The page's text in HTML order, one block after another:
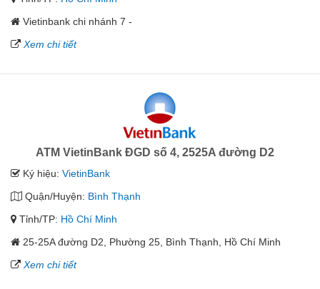
Vietinbank chi nhánh 7 -
Xem chi tiết
ATM VietinBank ĐGD số 4, 2525A đường D2
Ký hiệu: VietinBank
Quận/Huyện: Bình Thạnh
Tỉnh/TP: Hồ Chí Minh
25-25A đường D2, Phường 25, Bình Thạnh, Hồ Chí Minh
Xem chi tiết